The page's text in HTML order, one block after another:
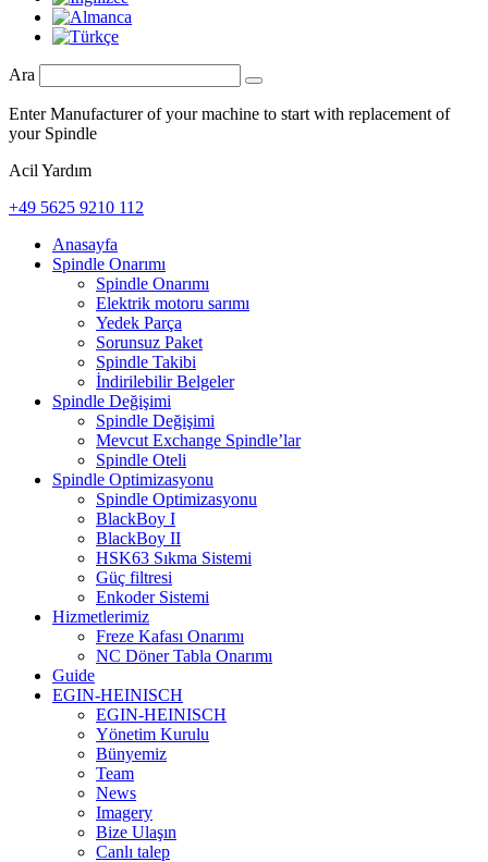
Ara
Enter Manufacturer of your machine to start with replacement of
your Spindle
Acil Yardım
+49 5625 9210 112
Anasayfa
Spindle Onarımı
Spindle Onarımı
Elektrik motoru sarımı
Yedek Parça
Sorunsuz Paket
Spindle Takibi
İndirilebilir Belgeler
Spindle Değişimi
Spindle Değişimi
Mevcut Exchange Spindle’lar
Spindle Oteli
Spindle Optimizasyonu
Spindle Optimizasyonu
BlackBoy I
BlackBoy II
HSK63 Sıkma Sistemi
Güç filtresi
Enkoder Sistemi
Hizmetlerimiz
Freze Kafası Onarımı
NC Döner Tabla Onarımı
Guide
EGIN-HEINISCH
EGIN-HEINISCH
Yönetim Kurulu
Bünyemiz
Team
News
Imagery
Bize Ulaşın
Canlı talep